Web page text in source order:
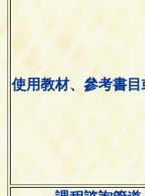
使用教材、參考書目